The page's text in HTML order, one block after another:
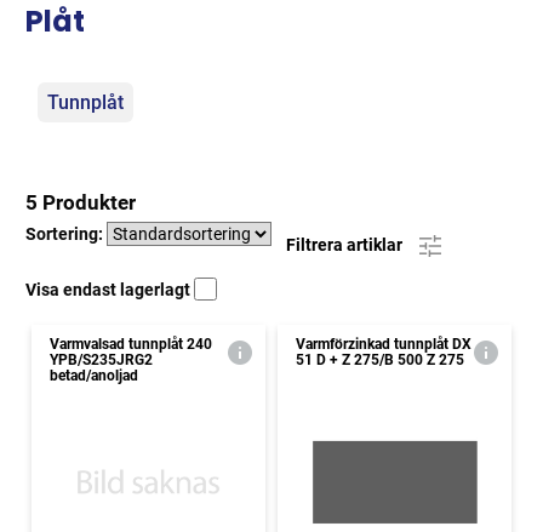
Plåt
Kategorier
Tunnplåt
5 Produkter
Sortering:
Filtrera artiklar
Visa endast lagerlagt
Varmvalsad tunnplåt 240
YPB/S235JRG2
betad/anoljad
Varmförzinkad tunnplåt DX
51 D + Z 275/B 500 Z 275